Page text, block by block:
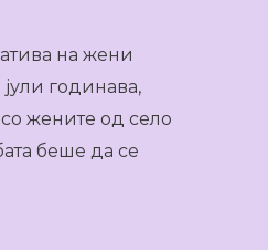
на жени
годинава,
жените од село
беше да се